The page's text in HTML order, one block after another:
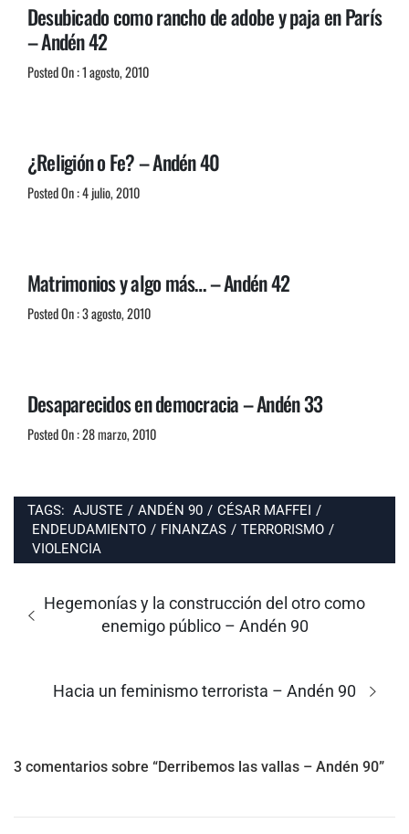
Desubicado como rancho de adobe y paja en París
– Andén 42
Posted On : 1 agosto, 2010
¿Religión o Fe? – Andén 40
Posted On : 4 julio, 2010
Matrimonios y algo más… – Andén 42
Posted On : 3 agosto, 2010
Desaparecidos en democracia – Andén 33
Posted On : 28 marzo, 2010
TAGS: AJUSTE / ANDÉN 90 / CÉSAR MAFFEI /
ENDEUDAMIENTO / FINANZAS / TERRORISMO /
VIOLENCIA
entradas
Entrada
anterior:
Hegemonías y la construcción del otro como
enemigo público – Andén 90
Entrada
Hacia un feminismo terrorista – Andén 90
3 comentarios sobre “Derribemos las vallas – Andén 90”